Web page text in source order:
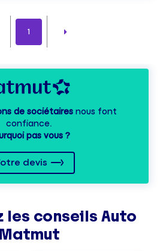
1
de sociétairesnous font
confiance.
pas vous ?
devis
les conseils Auto
Matmut